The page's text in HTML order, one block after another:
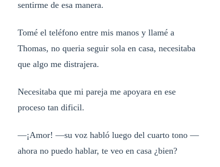
sentirme de esa manera.
Tomé el teléfono entre mis manos y llamé a
Thomas, no queria seguir sola en casa, necesitaba
que algo me distrajera.
Necesitaba que mi pareja me apoyara en ese
proceso tan dificil.
—¡Amor! —su voz habló luego del cuarto tono —
ahora no puedo hablar, te veo en casa ¿bien?